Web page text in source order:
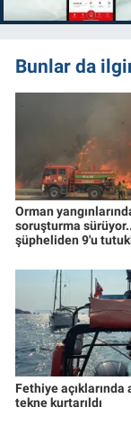
Bunlar da
Orman
soruşturma
şüpheliden 9'u
Fethiye açıklarında
tekne kurtarıldı